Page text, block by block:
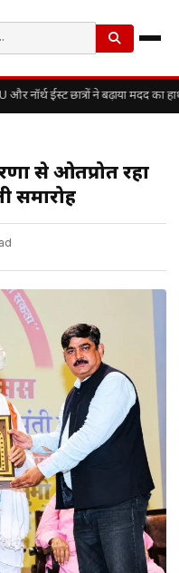
नॉर्थ ईस्ट छात्रों ने बढ़ाया मदद का
से ओतप्रोत रहा
समारोह